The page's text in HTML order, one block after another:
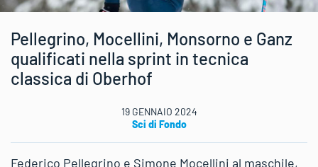
Pellegrino, Mocellini, Monsorno e Ganz
qualificati nella sprint in tecnica
classica di Oberhof
19 GENNAIO 2024
Sci di Fondo
Federico Pellegrino e Simone Mocellini al maschile,